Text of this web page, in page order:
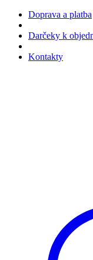
Doprava a platba
Darčeky k
Kontakty